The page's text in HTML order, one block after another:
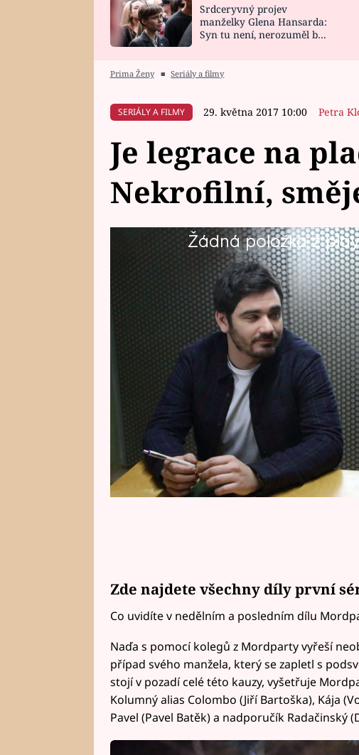
HOROSKOP NA
CELEBRITY
VAŘENÍ
Srdceryvný projev
manželky Glena Hansarda:
Syn tu není, nerozuměl by
Prima Ženy ■ Seriály a filmy
SERIÁLY A FILMY 29. května 2017 10:00 Petra
Je legrace na
Nekrofilní,
Žádná položka z
Druhá řada Mordparty končí osmým
tuto neděli ve 20.15! Zeptali jsme se
Vojty Kotka, jestli se během takové
podívejte se na rozhovor.
Zde najdete všechny díly první
Co uvidíte v nedělním a posledním dílu
Naďa s pomocí kolegů z Mordparty vyřeší
případ svého manžela, který se zapletl s
stojí v pozadí celé této kauzy, vyšetřuje
Kolumný alias Colombo (Jiří Bartoška), Kája
Pavel (Pavel Batěk) a nadporučík Radačinský